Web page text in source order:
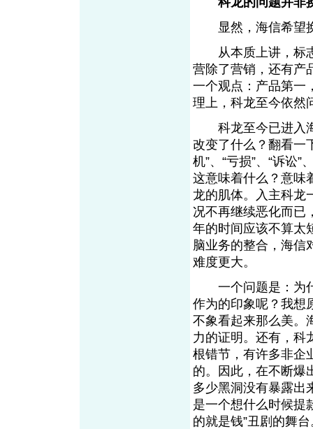
显然，海信希望
从本质上讲，标志
营除了营销，还有产
一个观点：产品第一
理上，科龙至今依
科龙至今已进入海
改变了什么？翻看一
机”、“亏损”、“诉讼
这意味着什么？意味
龙的肌体。入主科龙
况不再继续恶化而已
年的时间应该不算太
脑业务的整合，海信
难度更大。
一个问题是：为什
作为的印象呢？我想
不象看起来那么美。
力的证明。还有，科
根错节，有许多非企
的。因此，在不断爆
多少黑洞没有暴露出
是一个想什么时候提
的就是钱”丑剧的舞